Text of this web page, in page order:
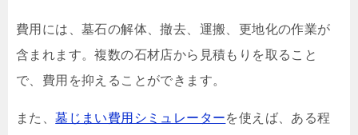
費用には、墓石の解体、撤去、運搬、更地化の作業が
含まれます。複数の石材店から見積もりを取ること
で、費用を抑えることができます。
また、墓じまい費用シミュレーターを使えば、ある程